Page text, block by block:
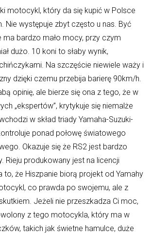
motocykl, który da się kupić w Polsce
Nie występuje zbyt często u nas. Być
ma bardzo mało mocy, przy czym
dużo. 10 koni to słaby wynik,
Na szczęście niewiele waży i
dzięki czemu przebija barierę 90km/h.
opinię, ale bierze się ona z tego, że w
„ekspertów”, krytykuje się niemalże
w skład triady Yamaha-Suzuki-
ponad połowę światowego
Okazuje się że RS2 jest bardzo
Rieju produkowany jest na licencji
to, że Hiszpanie biorą projekt od Yamahy
co prawda po swojemu, ale z
Jeżeli nie przeszkadza Ci moc,
z tego motocykla, który ma w
takich jak świetne hamulce, duże